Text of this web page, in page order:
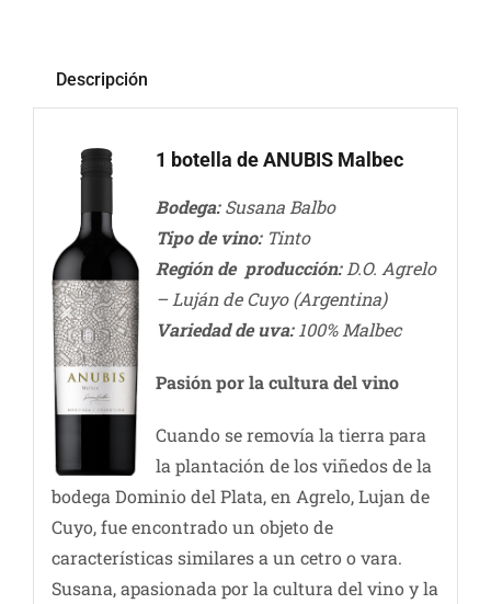
Descripción
1 botella de ANUBIS Malbec
Bodega:Susana Balbo
Tipo de vino: Tinto
Región de producción:D.O. Agrelo
– Luján de Cuyo (Argentina)
Variedad de uva:100% Malbec
Pasión por la cultura del vino
Cuando se removía la tierra para
la plantación de los viñedos de la
bodega Dominio del Plata, en Agrelo, Lujan de
Cuyo, fue encontrado un objeto de
características similares a un cetro o vara.
Susana, apasionada por la cultura del vino y la